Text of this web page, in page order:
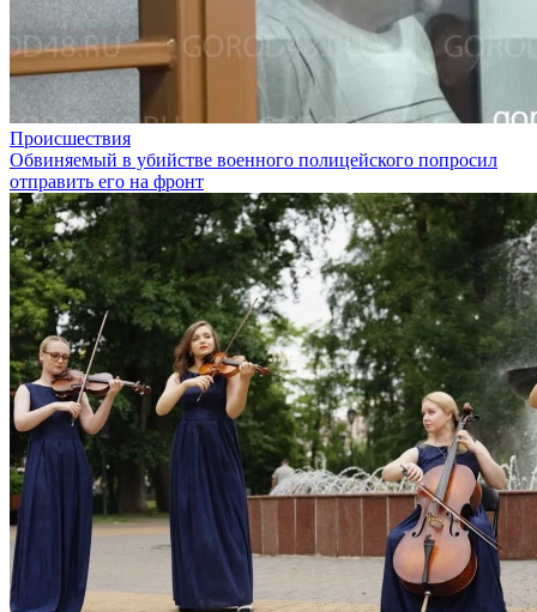
Происшествия
Обвиняемый в убийстве военного полицейского попросил
отправить его на фронт